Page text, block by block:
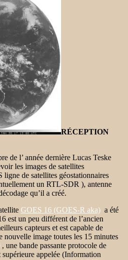
RÉCEPTION
de l’ année dernière Lucas Teske
les images de satellites
de satellites géostationnaires
un RTL-SDR ), antenne
qu’il a créé.
GOES 16 (GOES-R aka) a été
est un peu différent de l’ancien
capteurs et est capable de
nouvelle image toutes les 15 minutes
une bande passante protocole de
appelée (Information